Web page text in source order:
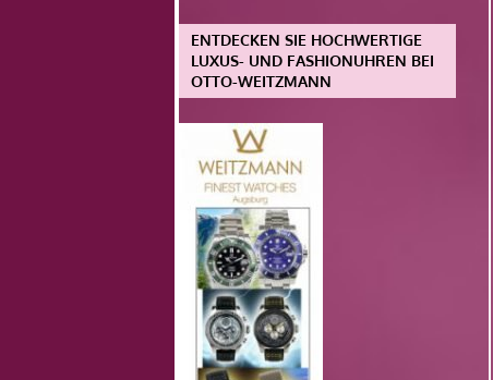
ENTDECKEN SIE HOCHWERTIGE
LUXUS- UND FASHIONUHREN BEI
OTTO-WEITZMANN